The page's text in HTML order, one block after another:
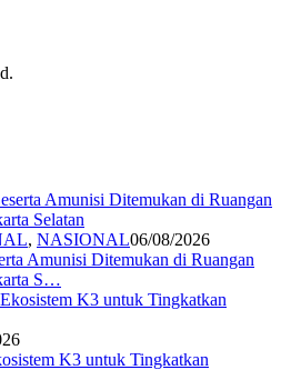
, NASIONAL06/08/2026
Amunisi Ditemukan di Ruangan
S…
K3 untuk Tingkatkan